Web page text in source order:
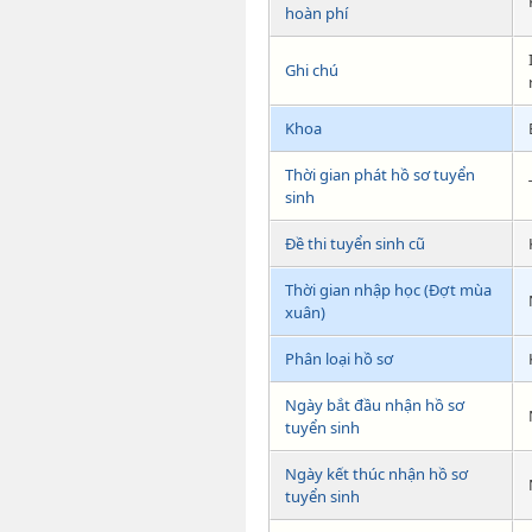
hoàn phí
Ghi chú
Khoa
Thời gian phát hồ sơ tuyển
sinh
Đề thi tuyển sinh cũ
Thời gian nhập học (Đợt mùa
xuân)
Phân loại hồ sơ
Ngày bắt đầu nhận hồ sơ
tuyển sinh
Ngày kết thúc nhận hồ sơ
tuyển sinh